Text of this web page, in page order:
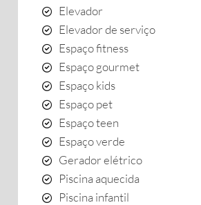
Elevador
Elevador de serviço
Espaço fitness
Espaço gourmet
Espaço kids
Espaço pet
Espaço teen
Espaço verde
Gerador elétrico
Piscina aquecida
Piscina infantil